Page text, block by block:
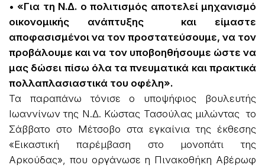
• «Για τη Ν.Δ. ο πολιτισμός αποτελεί μηχανισμό
οικονομικής ανάπτυξης και είμαστε
αποφασισμένοι να τον προστατεύσουμε, να τον
προβάλουμε και να τον υποβοηθήσουμε ώστε να
μας δώσει πίσω όλα τα πνευματικά και πρακτικά
πολλαπλασιαστικά του οφέλη».
Τα παραπάνω τόνισε ο υποψήφιος βουλευτής
Ιωαννίνων της Ν.Δ. Κώστας Τασούλας μιλώντας το
Σάββατο στο Μέτσοβο στα εγκαίνια της έκθεσης
«Εικαστική παρέμβαση στο μονοπάτι της
Αρκούδας», που οργάνωσε η Πινακοθήκη Αβέρωφ